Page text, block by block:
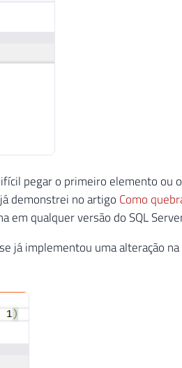
pegar o primeiro elemento ou
demonstrei no artigo Como
em qualquer versão do SQL
já implementou uma alteração na